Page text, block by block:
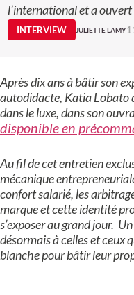
l’international et a
INTERVIEW JULIETTE LAMY
Après dix ans à bâtir son
autodidacte, Katia Lobato
dans le luxe, dans son
disponible en
Au fil de cet entretien
mécanique
confort salarié, les
marque et cette identité
s’exposer au grand jour.
désormais à celles et ceux
blanche pour bâtir leur